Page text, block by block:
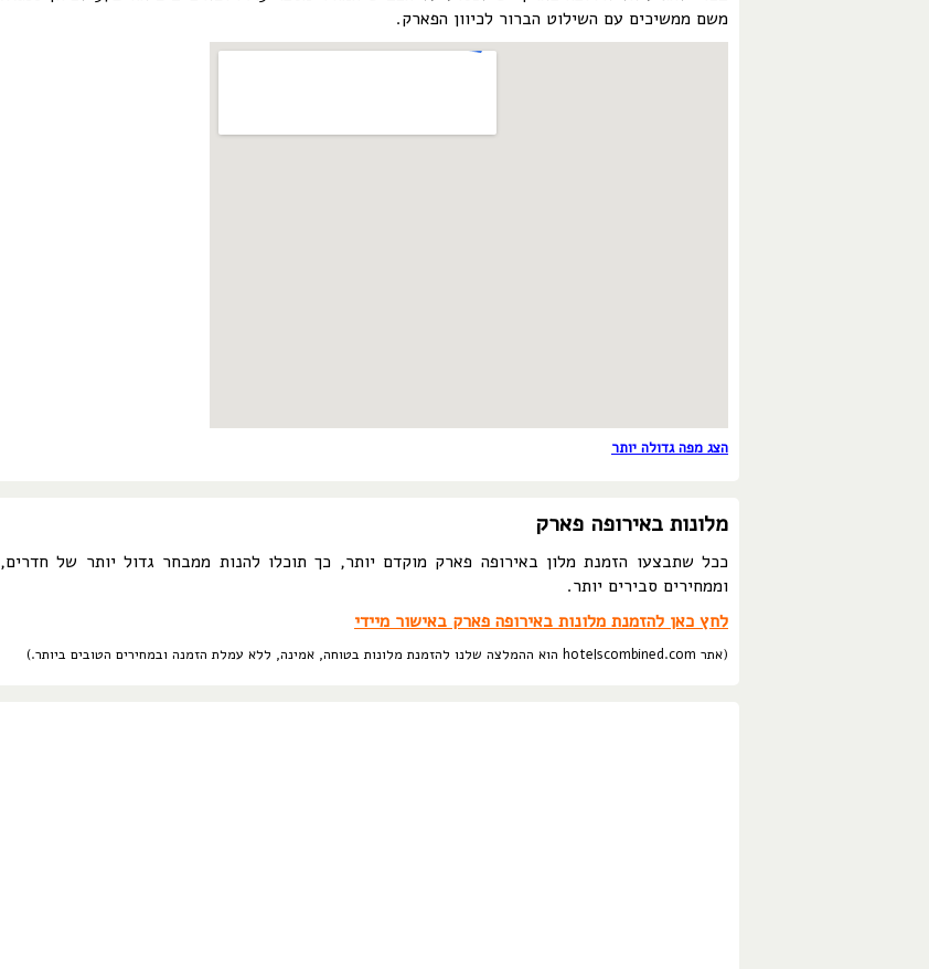
משם ממשיכים עם השילוט הברור לכיוון הפארק.
הצג מפה גדולה יותר
מלונות באירופה פארק
ככל שתבצעו הזמנת מלון באירופה פארק מוקדם יותר, כך תוכלו להנות ממבחר גדול יותר של חדרים,
וממחירים סבירים יותר.
לחץ כאן להזמנת מלונות באירופה פארק באישור מיידי
(אתר hotelscombined.com הוא ההמלצה שלנו להזמנת מלונות בטוחה, אמינה, ללא עמלת הזמנה ובמחירים הטובים ביותר.)